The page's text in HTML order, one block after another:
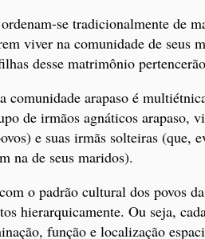
se tradicionalmente de
viver na comunidade de seus
desse matrimônio
comunidade arapaso é
de irmãos agnáticos arapaso,
e suas irmãs solteiras (que,
na de seus maridos).
o padrão cultural dos povos
hierarquicamente. Ou seja,
função e localização